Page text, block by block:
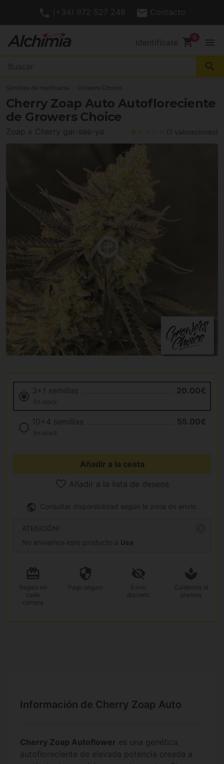
(+34) 972 527 248 Contacto
Identifícate shopping_cart menu
search
Semillas de marihuana Growers Choice
Cherry Zoap Auto Autofloreciente
de Growers Choice
Zoap x Cherry gar-see-ya (1 valoraciones)
3+1 semillas 20.00€
En stock
10+4 semillas 55.00€
En stock
Añadir a la cesta
Añadir a la lista de deseos
Consultar disponibilidad según la zona de envío.
ATENCIÓN!
No enviamos este producto a Usa
Regalo en
cada
compra
Pago seguro
Envío
discreto
Cuidemos el
planeta
Información de Cherry Zoap Auto
Cherry Zoap Autoflower es una genética
autofloreciente de elevada potencia creada a